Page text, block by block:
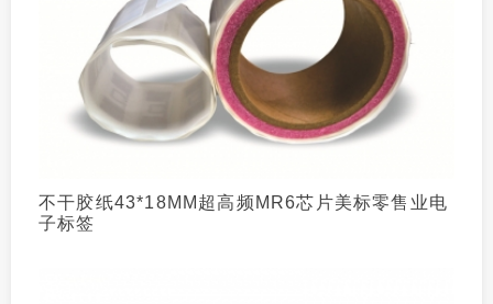
不干胶纸43*18MM超高频MR6芯片美标零售业电
子标签